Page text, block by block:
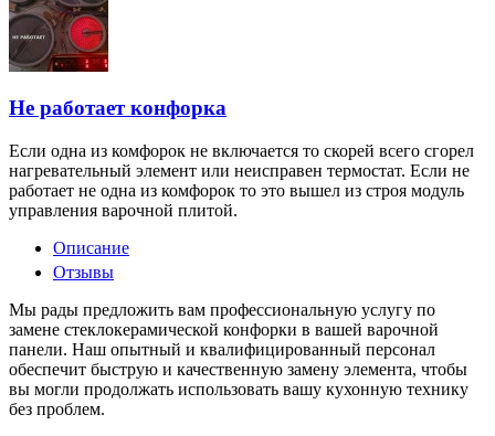
Не работает конфорка
Если одна из комфорок не включается то скорей всего сгорел
нагревательный элемент или неисправен термостат. Если не
работает не одна из комфорок то это вышел из строя модуль
управления варочной плитой.
Описание
Отзывы
Мы рады предложить вам профессиональную услугу по
замене стеклокерамической конфорки в вашей варочной
панели. Наш опытный и квалифицированный персонал
обеспечит быструю и качественную замену элемента, чтобы
вы могли продолжать использовать вашу кухонную технику
без проблем.